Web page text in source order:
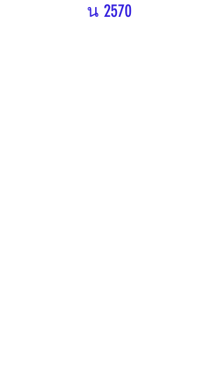
น 2570